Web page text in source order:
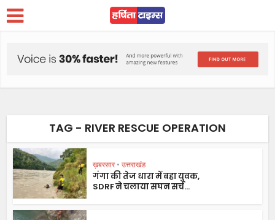
TAG - RIVER RESCUE OPERATION
ख़बरसार • उत्तराखंड
गंगा की तेज धारा में बहा युवक,
SDRF ने चलाया सघन सर्च...